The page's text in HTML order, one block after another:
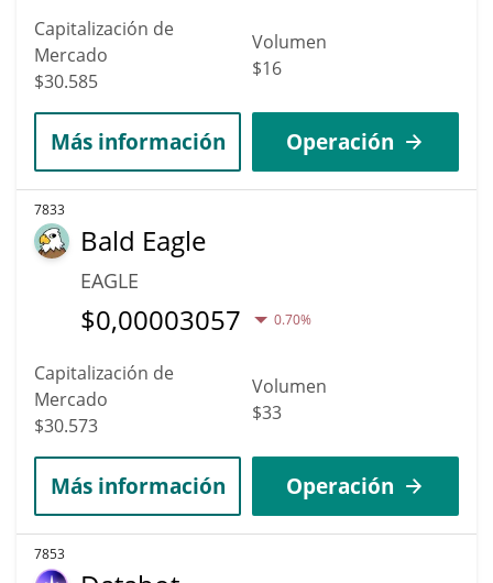
Capitalización de
Mercado
$30.585
Volumen
$16
Más información Operación
7833
Bald Eagle
EAGLE
$0,00003057 0.70%
Capitalización de
Mercado
$30.573
Volumen
$33
Más información Operación
7853